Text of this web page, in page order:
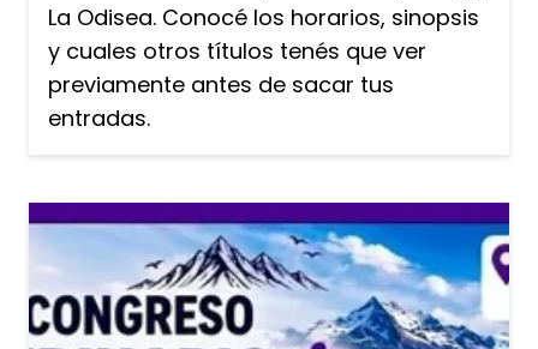
La Odisea. Conocé los horarios, sinopsis
y cuales otros títulos tenés que ver
previamente antes de sacar tus
entradas.